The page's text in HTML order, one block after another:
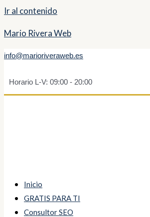
Ir al contenido
Mario Rivera Web
info@marioriveraweb.es
Horario L-V: 09:00 - 20:00
Inicio
GRATIS PARA TI
Consultor SEO